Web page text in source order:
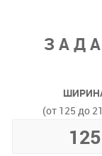
(от 125 до